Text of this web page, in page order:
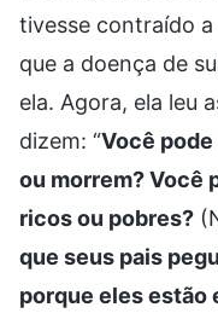
tivesse contraído a
que a doença de
ela. Agora, ela leu
dizem: “Você
ou morrem? Você
ricos ou pobres?
que seus pais
porque eles estão